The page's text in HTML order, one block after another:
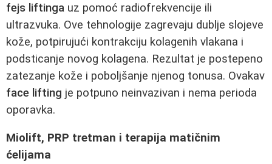
fejs liftinga uz pomoć radiofrekvencije ili
ultrazvuka. Ove tehnologije zagrevaju dublje slojeve
kože, potpirujući kontrakciju kolagenih vlakana i
podsticanje novog kolagena. Rezultat je postepeno
zatezanje kože i poboljšanje njenog tonusa. Ovakav
face lifting je potpuno neinvazivan i nema perioda
oporavka.
Miolift, PRP tretman i terapija matičnim
ćelijama